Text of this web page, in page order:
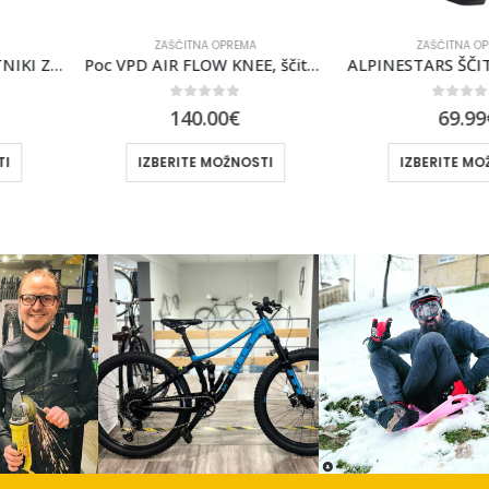
Poc VPD AIR FLOW KNEE, ščitniki za kolena
ZAŠČITNA OPREMA
ALPINESTARS ŠČITNIK PARAGON PLUS KNEE [BLK]
69.99
IZBERITE MOŽNOSTI